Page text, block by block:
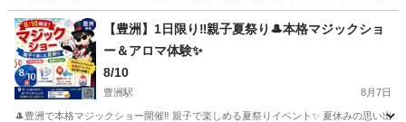
東京 江東区 豊洲駅 地域/お祭り フードバンク
【豊洲】1日限り‼️親子夏祭り🎩本格マジックショ
ー＆アロマ体験✨
8/10
豊洲駅 8月7日
🎩豊洲で本格マジックショー開催‼️ 親子で楽しめる夏祭りイベント✨ 夏休みの思い出